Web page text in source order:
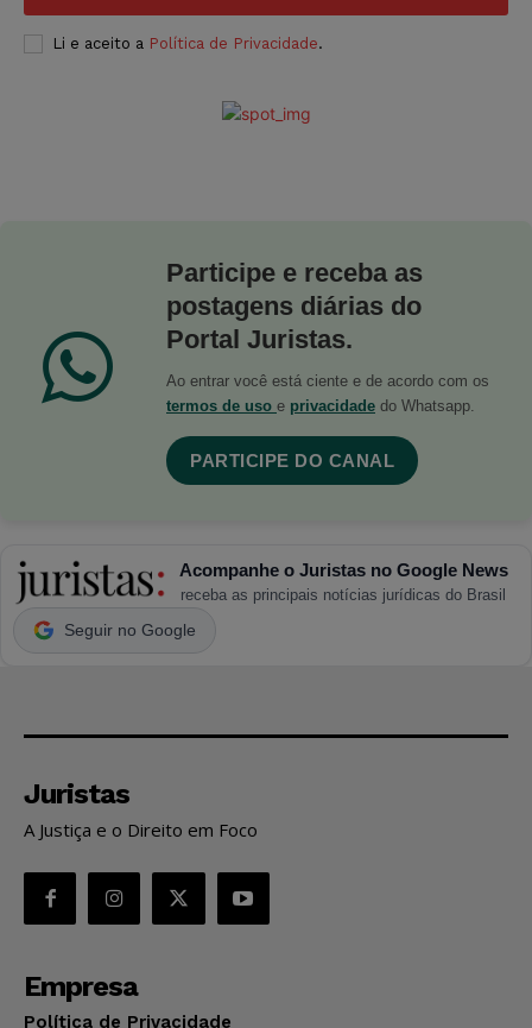
Li e aceito a Política de Privacidade.
Participe e receba as
postagens diárias do
Portal Juristas.
Ao entrar você está ciente e de acordo com os
termos de uso e privacidade do Whatsapp.
PARTICIPE DO CANAL
Acompanhe o Juristas no Google News
receba as principais notícias jurídicas do Brasil
Seguir no Google
Juristas
A Justiça e o Direito em Foco
Empresa
Política de Privacidade